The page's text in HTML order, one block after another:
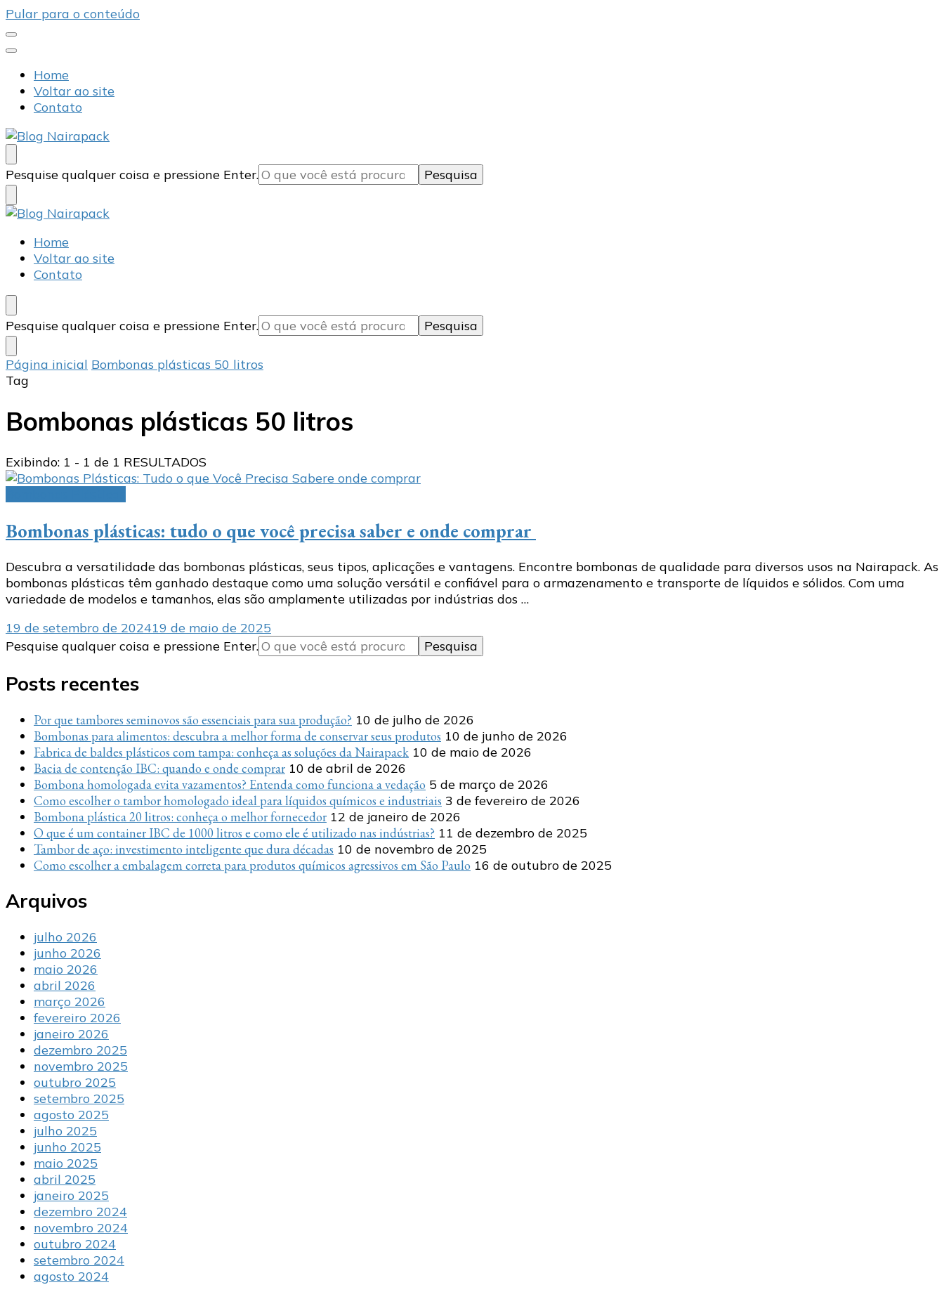
Pular para o conteúdo
Home
Voltar ao site
Contato
Blog Nairapack
Líder no Mercado de Embalagens
Procurando
algo?
Pesquise qualquer coisa e pressione Enter.
Blog Nairapack
Líder no Mercado de Embalagens
Home
Voltar ao site
Contato
Procurando
algo?
Pesquise qualquer coisa e pressione Enter.
Página inicial Bombonas plásticas 50 litros
Tag
Bombonas plásticas 50 litros
Exibindo: 1 - 1 de 1 RESULTADOS
Bombonas plásticas: tudo o que você precisa saber e onde comprar
Descubra a versatilidade das bombonas plásticas, seus tipos, aplicações e vantagens. Encontre bombonas de qualidade para diversos usos na Nairapack. As
bombonas plásticas têm ganhado destaque como uma solução versátil e confiável para o armazenamento e transporte de líquidos e sólidos. Com uma
variedade de modelos e tamanhos, elas são amplamente utilizadas por indústrias dos …
19 de setembro de 202419 de maio de 2025
Procurando
Pesquise qualquer coisa e pressione Enter.
Posts recentes
Por que tambores seminovos são essenciais para sua produção? 10 de julho de 2026
Bombonas para alimentos: descubra a melhor forma de conservar seus produtos 10 de junho de 2026
Fabrica de baldes plásticos com tampa: conheça as soluções da Nairapack 10 de maio de 2026
Bacia de contenção IBC: quando e onde comprar 10 de abril de 2026
Bombona homologada evita vazamentos? Entenda como funciona a vedação 5 de março de 2026
Como escolher o tambor homologado ideal para líquidos químicos e industriais 3 de fevereiro de 2026
Bombona plástica 20 litros: conheça o melhor fornecedor 12 de janeiro de 2026
O que é um container IBC de 1000 litros e como ele é utilizado nas indústrias? 11 de dezembro de 2025
Tambor de aço: investimento inteligente que dura décadas 10 de novembro de 2025
Como escolher a embalagem correta para produtos químicos agressivos em São Paulo 16 de outubro de 2025
Arquivos
julho 2026
junho 2026
maio 2026
abril 2026
março 2026
fevereiro 2026
janeiro 2026
dezembro 2025
novembro 2025
outubro 2025
setembro 2025
agosto 2025
julho 2025
junho 2025
maio 2025
abril 2025
janeiro 2025
dezembro 2024
novembro 2024
outubro 2024
setembro 2024
agosto 2024